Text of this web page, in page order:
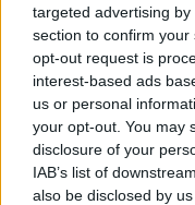
targeted advertising
section to confirm
opt-out request is
interest-based ads
us or personal
your opt-out. You may
disclosure of your
IAB’s list of
also be disclosed by
SA 101076)
agenzia delle
8.866 euro
2023-04-04
esenzioni
seguito della crisi
COVID-19 [con mo
agenzia delle